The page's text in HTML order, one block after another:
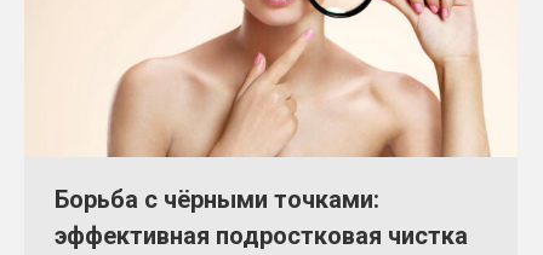
Борьба с чёрными точками:
эффективная подростковая чистка